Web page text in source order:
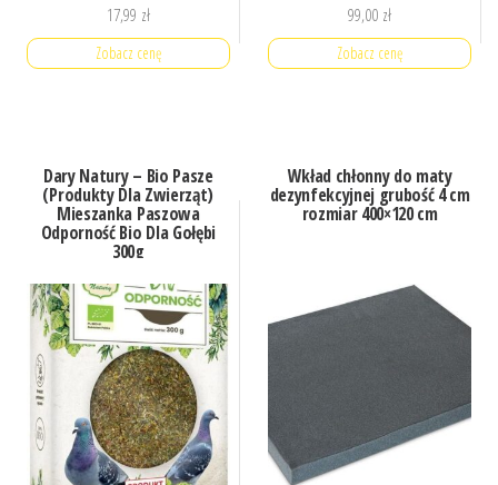
17,99 zł
Zobacz cenę
99,00 zł
Zobacz cenę
Dary Natury – Bio Pasze
(Produkty Dla Zwierząt)
Mieszanka Paszowa
Odporność Bio Dla Gołębi
300g
Wkład chłonny do maty
dezynfekcyjnej grubość 4 cm
rozmiar 400×120 cm